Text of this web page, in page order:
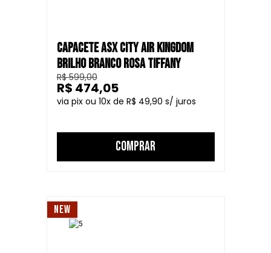
CAPACETE ASX CITY AIR KINGDOM
BRILHO BRANCO ROSA TIFFANY
R$ 599,00
10
R$ 49,90
R$ 474,05
COMPRAR
NEW